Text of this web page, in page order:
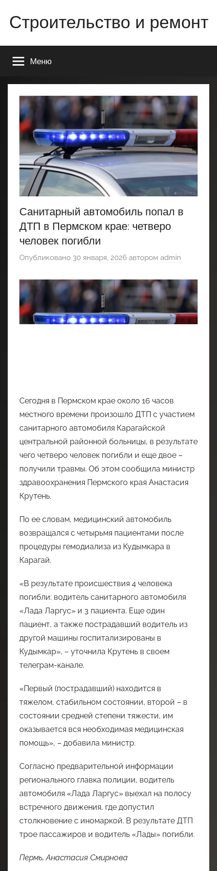
содержимому
Строительство и ремонт
строительстве
ремонте
Вашего
дома
квартиры
Меню
Санитарный автомобиль попал в
ДТП в Пермском крае: четверо
человек погибли
Опубликовано 30 января, 2026 автором admin
Сегодня в Пермском крае около 16 часов
местного времени произошло ДТП с участием
санитарного автомобиля Карагайской
центральной районной больницы, в результате
чего четверо человек погибли и еще двое –
получили травмы. Об этом сообщила министр
здравоохранения Пермского края Анастасия
Крутень.
По ее словам, медицинский автомобиль
возвращался с четырьмя пациентами после
процедуры гемодиализа из Кудымкара в
Карагай.
«В результате происшествия 4 человека
погибли: водитель санитарного автомобиля
«Лада Ларгус» и 3 пациента. Еще один
пациент, а также пострадавший водитель из
другой машины госпитализированы в
Кудымкар», – уточнила Крутень в своем
телеграм-канале.
«Первый (пострадавший) находится в
тяжелом, стабильном состоянии, второй – в
состоянии средней степени тяжести, им
оказывается вся необходимая медицинская
помощь», – добавила министр.
Согласно предварительной информации
регионального главка полиции, водитель
автомобиля «Лада Ларгус» выехал на полосу
встречного движения, где допустил
столкновение с иномаркой. В результате ДТП
трое пассажиров и водитель «Лады» погибли.
Пермь, Анастасия Смирнова